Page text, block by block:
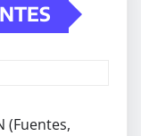
(Fuentes,